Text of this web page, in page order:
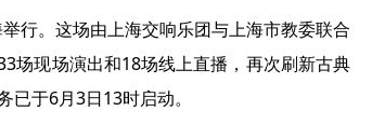
。这场由上海交响乐团与上海市教委联合
场现场演出和18场线上直播，再次刷新古典
于6月3日13时启动。